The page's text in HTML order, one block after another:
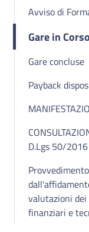
Avviso di
Gare in Corso
Gare concluse
Payback
D.Lgs 50/2016
valutazioni
finanziari e